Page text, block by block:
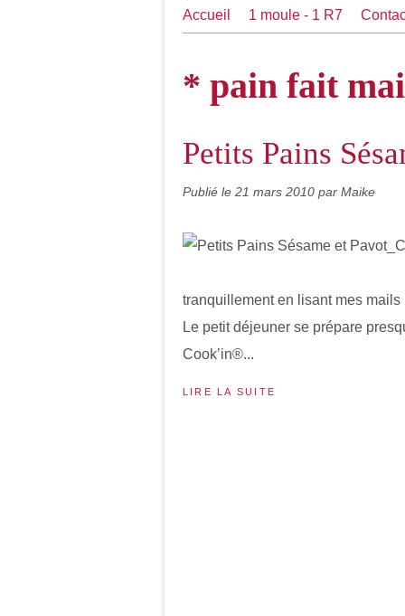
Accueil 1 moule - 1 R7
* pain fait
Petits Pains
Publié le 21 mars 2010 par Maike
tranquillement en lisant mes mails
Le petit déjeuner se prépare
Cook’in®...
LIRE LA SUITE